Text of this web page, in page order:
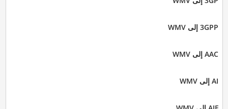
3GPP إلى WMV
AAC إلى WMV
AI إلى WMV